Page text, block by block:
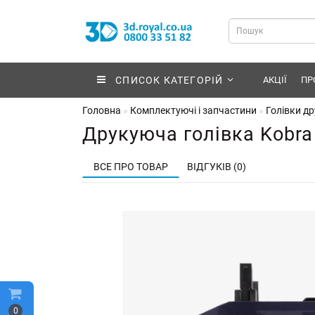
0
СПИСОК КАТЕГОРІЙ АКЦІЇ
Головна Комплектуючі і запчастини Голівки
Друкуюча голівка
ВСЕ ПРО ТОВАР ВІДГУКІВ (0)